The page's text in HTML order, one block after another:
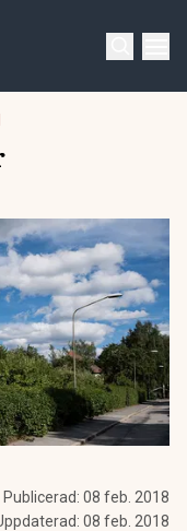
Publicerad: 08 feb. 2018
08 feb. 2018